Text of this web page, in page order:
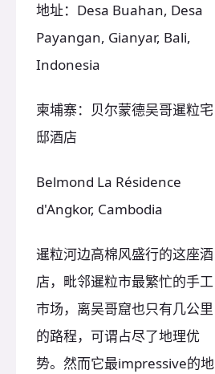
地址：Desa Buahan, Desa
Payangan, Gianyar, Bali,
Indonesia
柬埔寨：贝尔蒙德吴哥暹粒宅
邸酒店
Belmond La Résidence
d'Angkor, Cambodia
暹粒河边高棉风盛行的这座酒
店，毗邻暹粒市最繁忙的手工
市场，离吴哥窟也只有几公里
的路程，可谓占尽了地理优
势。然而它最impressive的地